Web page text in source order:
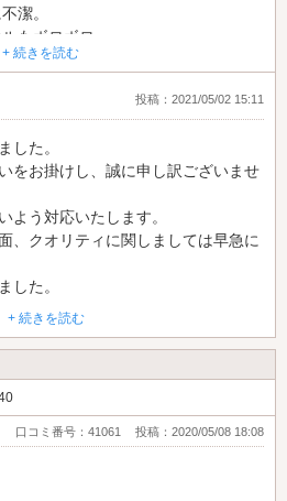
潔。
もボロボロ。
。
+ 続きを読む
投稿：2021/05/02 15:11
した。
をお掛けし、誠に申し訳ございませ
よう対応いたします。
、クオリティに関しましては早急に
した。
+ 続きを読む
星のうち2
口コミ番号：41061 投稿：2020/05/08 18:08